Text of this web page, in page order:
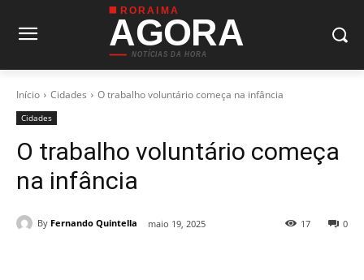
RORAIMA
AGORA
NOTÍCIAS DA HORA
Início Cidades O trabalho voluntário começa na infância
Cidades
O trabalho voluntário começa
na infância
By Fernando Quintella maio 19, 2025 0
17